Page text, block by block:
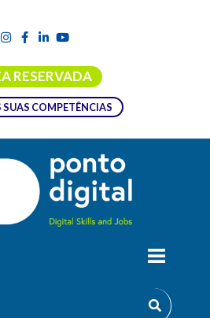
RESERVADA
SUAS COMPETÊNCIAS